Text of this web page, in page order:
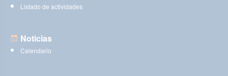
Listado de actividades
Noticias
Calendario